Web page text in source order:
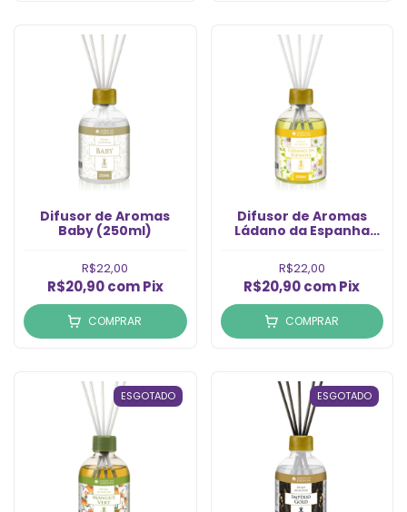
Difusor de Aromas
Baby (250ml)
R$22,00
R$20,90com Pix
COMPRAR
Difusor de Aromas
Ládano da Espanha
R$22,00
R$20,90comPix
COMPRAR
ESGOTADO ESGOTADO